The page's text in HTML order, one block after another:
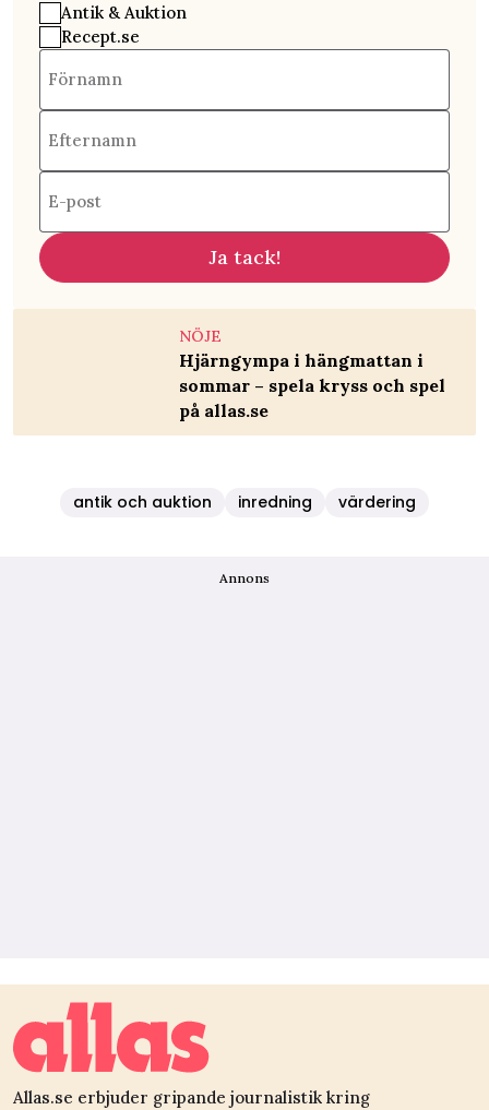
Antik & Auktion
Recept.se
Förnamn
Efternamn
E-post
Ja tack!
NÖJE
Hjärngympa i hängmattan i
sommar – spela kryss och spel
på allas.se
antik och auktion inredning värdering
Annons
Allas.se erbjuder gripande journalistik kring